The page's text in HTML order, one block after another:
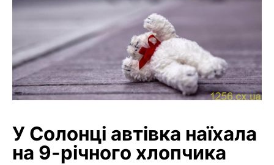
У Солонці автівка наїхала
на 9-річного хлопчика